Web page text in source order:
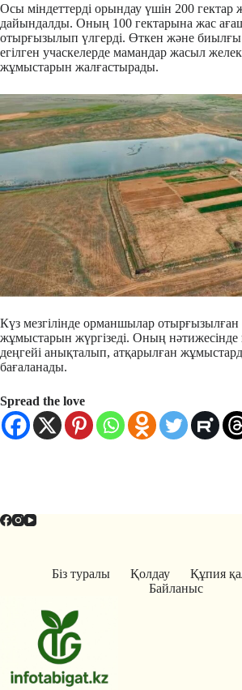
Осы міндеттерді орындау үшін 200 гектар
дайындалды. Оның 100 гектарына жас
отырғызылып үлгерді. Өткен және
егілген учаскелерде мамандар жасыл
жұмыстарын жалғастырады.
Күз мезгілінде орманшылар отырғызылған
жұмыстарын жүргізеді. Оның нәтижесінде
деңгейі анықталып, атқарылған
бағаланады.
Spread the love
Біз туралы Қолдау
Құпия
Байланыс